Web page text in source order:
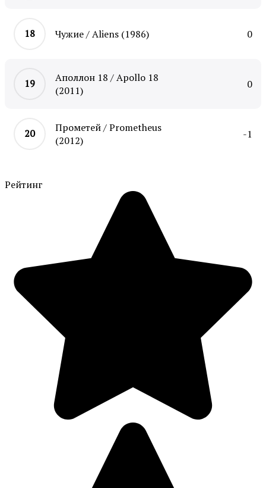
Чужие / Aliens (1986) 0
Аполлон 18 / Apollo 18
(2011)
0
Прометей / Prometheus
(2012)
-1
Рейтинг